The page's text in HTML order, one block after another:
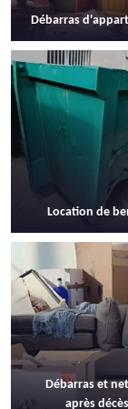
Débarras
Location de
Débarras et
après